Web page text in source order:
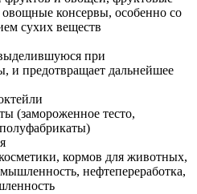
консервы, особенно со
сухих веществ
при
и предотвращает дальнейшее
(замороженное тесто,
кормов для животных,
нефтепереработка,